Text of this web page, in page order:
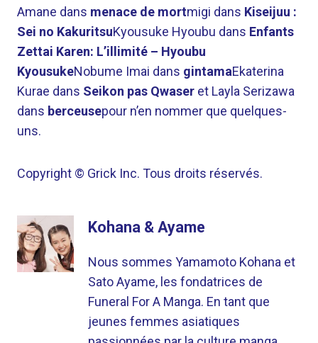
Amane dans menace de mortmigi dans Kiseijuu :
Sei no KakuritsuKyousuke Hyoubu dans Enfants
Zettai Karen: L’illimité – Hyoubu
KyousukeNobume Imai dans gintamaEkaterina
Kurae dans Seikon pas Qwaser et Layla Serizawa
dans berceusepour n’en nommer que quelques-
uns.
Copyright © Grick Inc. Tous droits réservés.
Kohana & Ayame
Nous sommes Yamamoto Kohana et
Sato Ayame, les fondatrices de
Funeral For A Manga. En tant que
jeunes femmes asiatiques